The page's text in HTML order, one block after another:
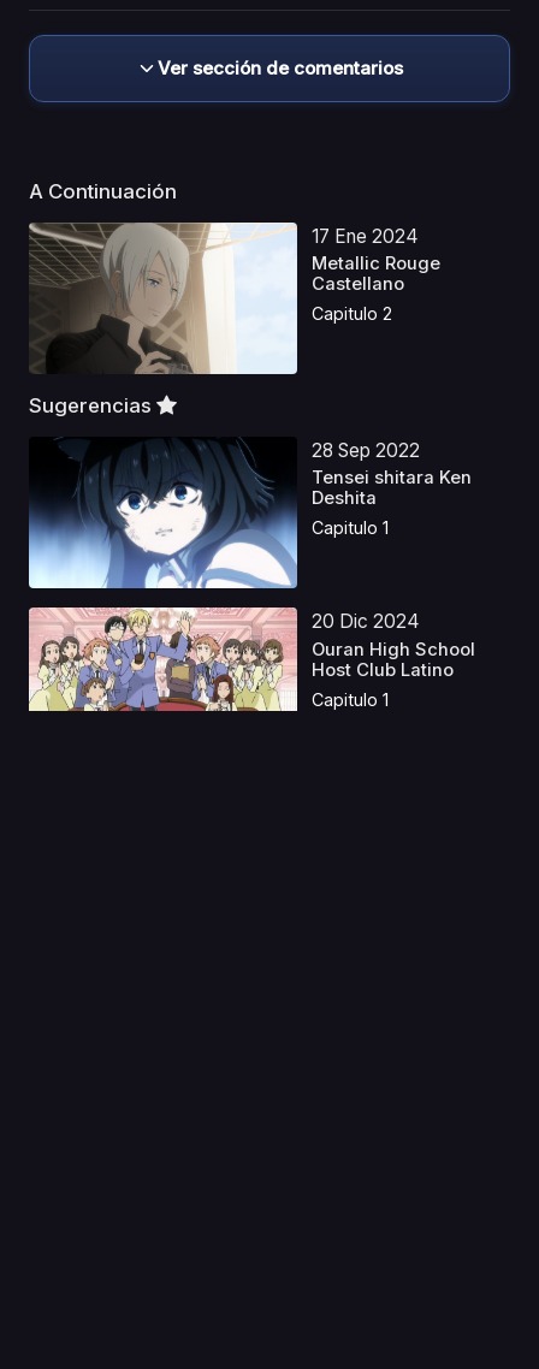
Ver sección de comentarios
A Continuación
17 Ene 2024
Metallic Rouge
Castellano
Capitulo 2
Sugerencias
28 Sep 2022
Tensei shitara Ken
Deshita
Capitulo 1
20 Dic 2024
Ouran High School
Host Club Latino
Capitulo 1